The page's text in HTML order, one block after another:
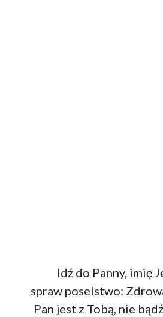
Idź do Panny, imię
spraw poselstwo:
Pan jest z Tobą, nie